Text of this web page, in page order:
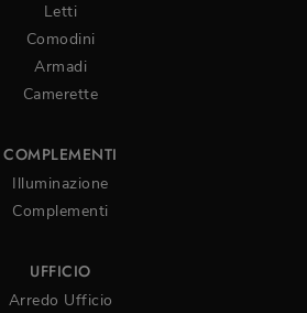
Letti
Comodini
Armadi
Camerette
COMPLEMENTI
Illuminazione
Complementi
UFFICIO
Arredo Ufficio